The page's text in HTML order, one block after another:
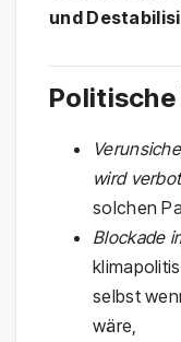
und
wird
solchen
Blockade
selbst
wäre,